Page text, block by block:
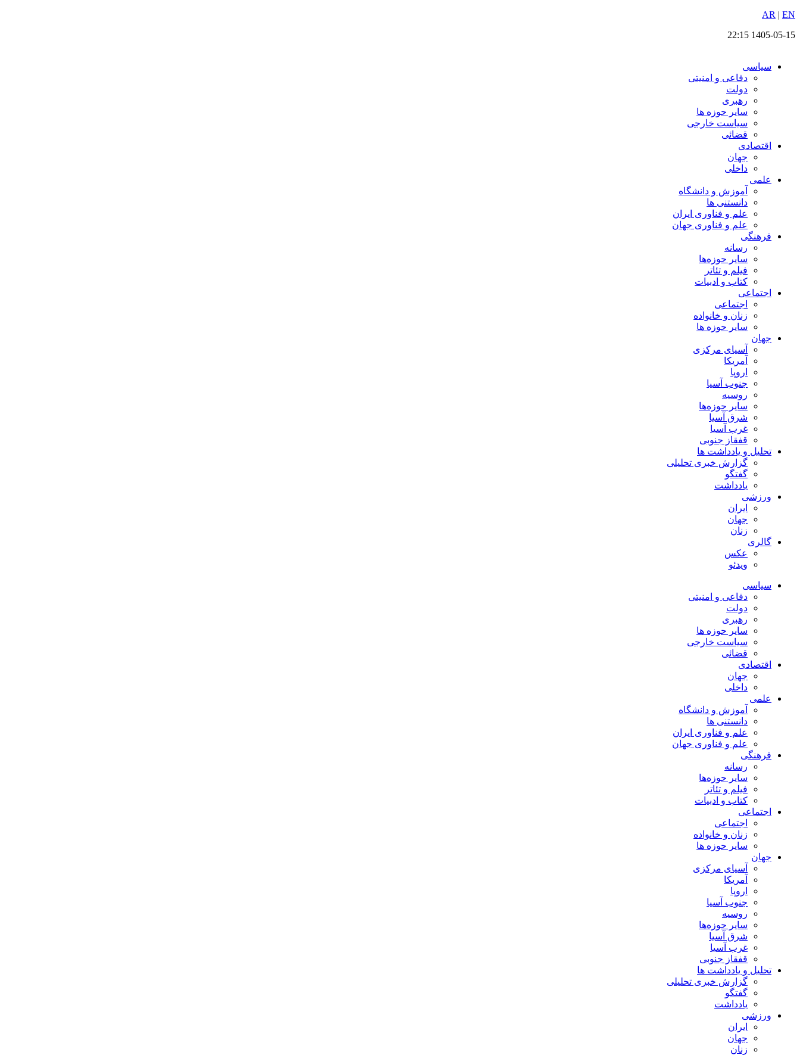
پرش
محتوا
AR | EN
1405-05-15 22:15
سیاسی
دفاعی و امنیتی
دولت
رهبری
سایر حوزه ها
سیاست خارجی
قضائی
اقتصادی
جهان
داخلی
علمی
آموزش و دانشگاه
دانستنی ها
علم و فناوری ایران
علم و فناوری جهان
فرهنگی
رسانه
سایر حوزه‌ها
فیلم و تئاتر
کتاب و ادبیات
اجتماعی
اجتماعی
زنان و خانواده
سایر حوزه ها
جهان
آسیای مرکزی
آمریکا
اروپا
جنوب آسیا
روسیه
سایر حوزه‌ها
شرق آسیا
غرب آسیا
قفقاز جنوبی
تحلیل و یادداشت ها
گزارش خبری تحلیلی
گفتگو
یادداشت
ورزشی
ایران
جهان
زنان
گالری
عکس
ویدئو
سیاسی
دفاعی و امنیتی
دولت
رهبری
سایر حوزه ها
سیاست خارجی
قضائی
اقتصادی
جهان
داخلی
علمی
آموزش و دانشگاه
دانستنی ها
علم و فناوری ایران
علم و فناوری جهان
فرهنگی
رسانه
سایر حوزه‌ها
فیلم و تئاتر
کتاب و ادبیات
اجتماعی
اجتماعی
زنان و خانواده
سایر حوزه ها
جهان
آسیای مرکزی
آمریکا
اروپا
جنوب آسیا
روسیه
سایر حوزه‌ها
شرق آسیا
غرب آسیا
قفقاز جنوبی
تحلیل و یادداشت ها
گزارش خبری تحلیلی
گفتگو
یادداشت
ورزشی
ایران
جهان
زنان